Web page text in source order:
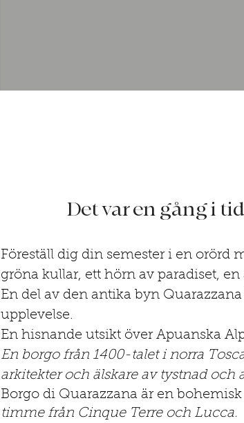
Det var en gång i
Föreställ dig din semester i en orörd
gröna kullar, ett hörn av paradiset,
En del av den antika byn
upplevelse.
En hisnande utsikt över Apuanska
En borgo från 1400-talet i norra
arkitekter och älskare av tystnad och
Borgo di Quarazzana är en
timme från Cinque Terre och Lucca.